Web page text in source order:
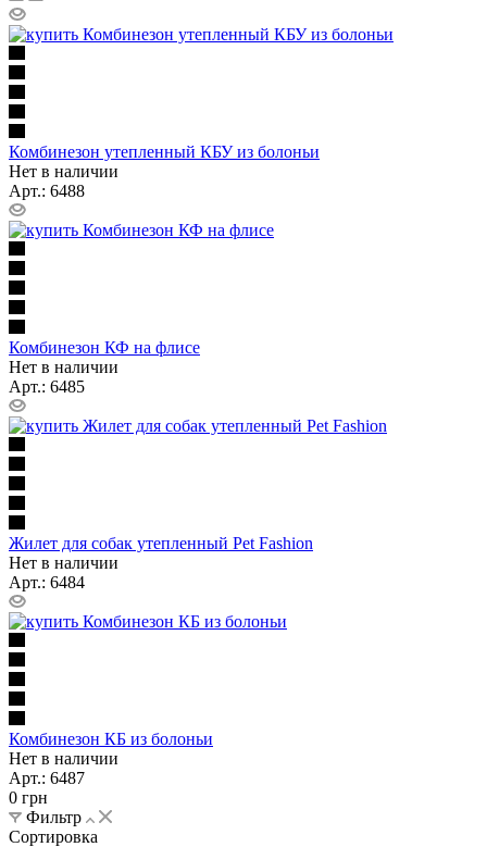
Комбинезон утепленный КБУ из болоньи
Нет в наличии
Арт.: 6488
Комбинезон КФ на флисе
Нет в наличии
Арт.: 6485
Жилет для собак утепленный Pet Fashion
Нет в наличии
Арт.: 6484
Комбинезон КБ из болоньи
Нет в наличии
Арт.: 6487
0 грн
Фильтр
Сортировка